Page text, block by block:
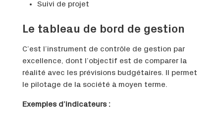
Suivi de projet
Le tableau de bord de gestion
C’est l’instrument de contrôle de gestion par
excellence, dont l’objectif est de comparer la
réalité avec les prévisions budgétaires. Il permet
le pilotage de la société à moyen terme.
Exemples d’indicateurs :